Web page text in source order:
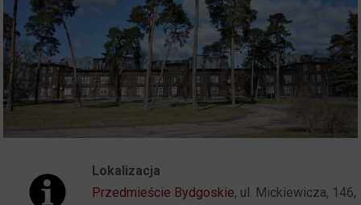
Lokalizacja
Przedmieście Bydgoskie, ul. Mickiewicza, 146,